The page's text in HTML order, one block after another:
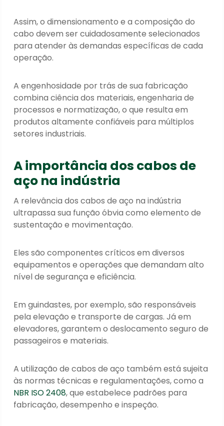
Assim, o dimensionamento e a composição do
cabo devem ser cuidadosamente selecionados
para atender às demandas específicas de cada
operação.
A engenhosidade por trás de sua fabricação
combina ciência dos materiais, engenharia de
processos e normatização, o que resulta em
produtos altamente confiáveis para múltiplos
setores industriais.
A importância dos cabos de
aço na indústria
A relevância dos cabos de aço na indústria
ultrapassa sua função óbvia como elemento de
sustentação e movimentação.
Eles são componentes críticos em diversos
equipamentos e operações que demandam alto
nível de segurança e eficiência.
Em guindastes, por exemplo, são responsáveis
pela elevação e transporte de cargas. Já em
elevadores, garantem o deslocamento seguro de
passageiros e materiais.
A utilização de cabos de aço também está sujeita
às normas técnicas e regulamentações, como a
NBR ISO 2408, que estabelece padrões para
fabricação, desempenho e inspeção.